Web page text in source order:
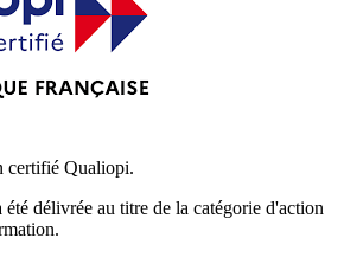
certifié Qualiopi.
délivrée au titre de la catégorie d'action